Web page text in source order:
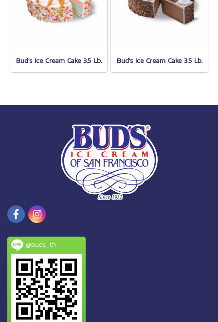
Bud's Ice Cream Cake 3.5 Lb. Bud's Ice Cream Cake 3.5 Lb.
@buds_th